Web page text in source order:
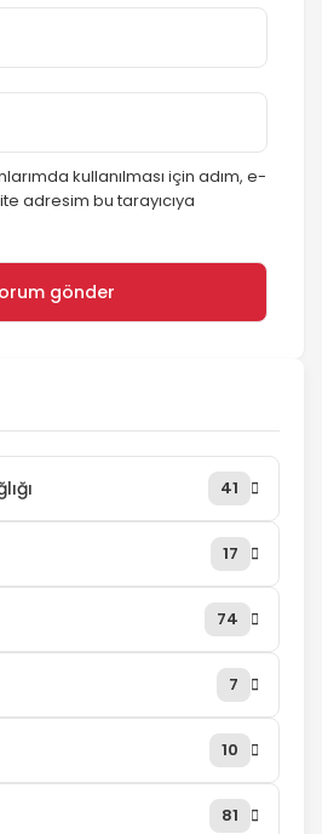
kullanılması için adım, e-
adresim bu tarayıcıya
41
17
74
7
10
81